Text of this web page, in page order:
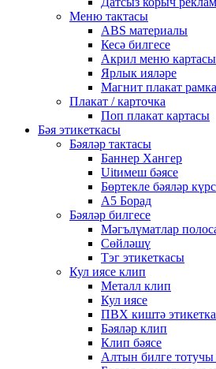
Меню тактасы
ABS материалы
Кесә билгесе
Акрил меню картасы
Ярлык ияләре
Магнит плакат
Плакат / карточка
Поп плакат картасы
Бәя этикеткасы
Бәяләр тактасы
Баннер Хангер
Uitимеш бәясе
Бөртекле бәяләр
A5 Борад
Бәяләр билгесе
Мәгълүматлар
Сөйләшү
Тэг этикеткасы
Кул иясе клип
Металл клип
Кул иясе
ПВХ киштә
Бәяләр клип
Клип бәясе
Алтын билге тотучы